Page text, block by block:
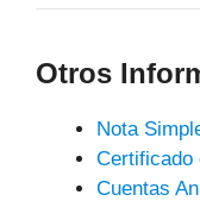
Otros
Nota
Certificado
Cuentas